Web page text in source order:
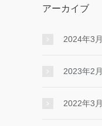
アーカイブ
2024年3月
2023年2月
2022年3月